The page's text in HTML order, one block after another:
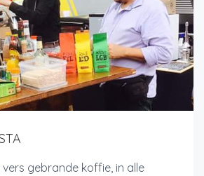
gebrande koffie, in alle